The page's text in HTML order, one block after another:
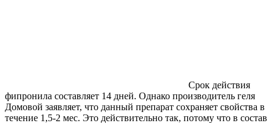
Срок действия
фипронила составляет 14 дней. Однако производитель геля
Домовой заявляет, что данный препарат сохраняет свойства в
течение 1,5-2 мес. Это действительно так, потому что в состав